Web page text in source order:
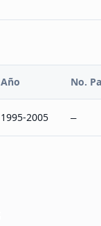
Año No.
1995-2005 –